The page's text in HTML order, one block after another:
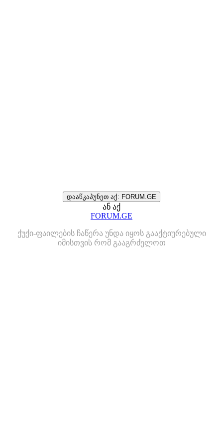
დააწკაპუნეთ აქ: FORUM.GE
ან აქ
FORUM.GE
ქუქი-ფაილების ჩაწერა უნდა იყოს გააქტიურებული
იმისთვის რომ გააგრძელოთ